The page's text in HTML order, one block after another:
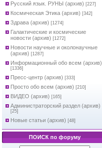
Русский язык. РУНЫ (архив) [227]
Космическая Этика (архив) [342]
Здрава (архив) [1274]
Галактические и космические
новости (архив) [1272]
Новости научные и околонаучные
(архив) [1287]
Информационный обо всем (архив)
[1336]
Пресс-центр (архив) [333]
Просто обо всем (архив) [210]
ВИДЕО (архив) [165]
Администраторский раздел (архив)
[25]
Новые статьи (архив) [48]
ПОИСК по форуму